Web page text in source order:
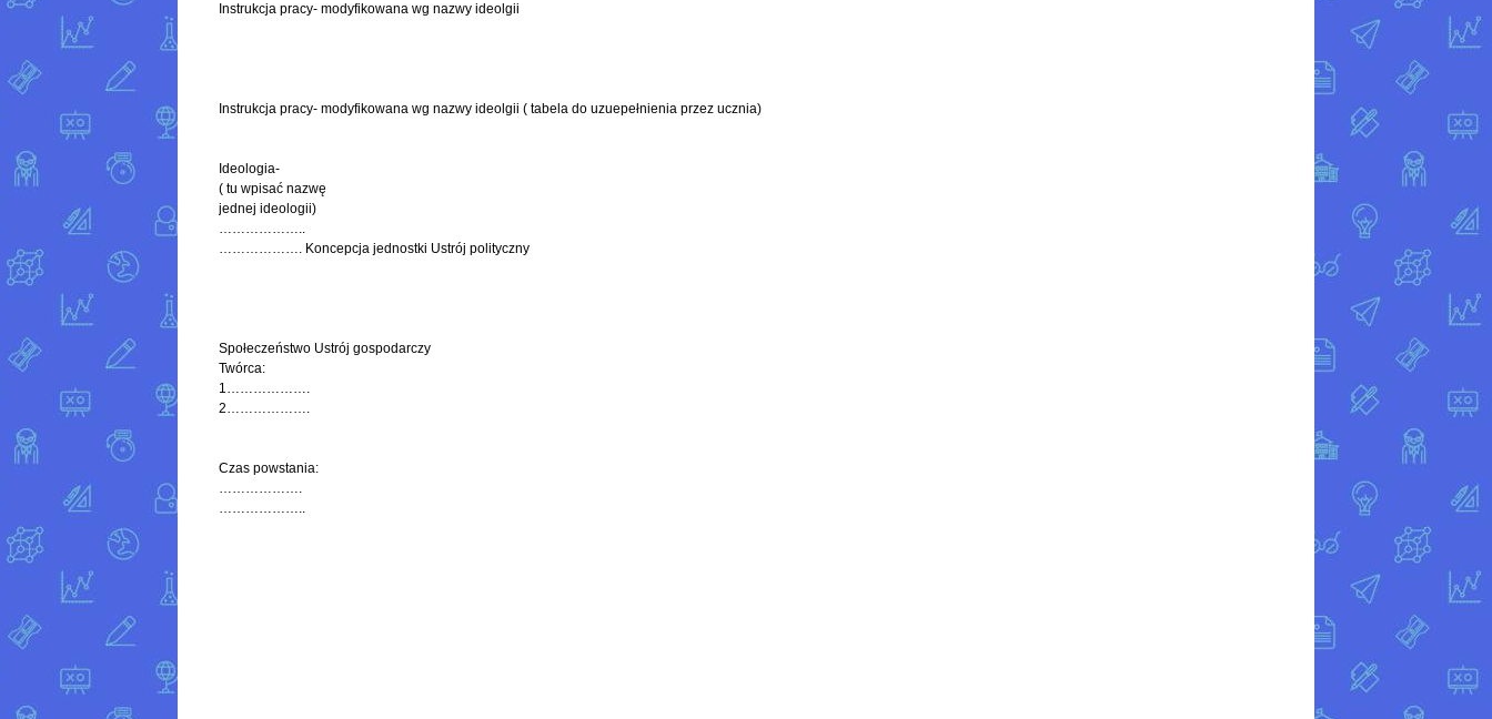
Instrukcja pracy- modyfikowana wg nazwy ideolgii
Instrukcja pracy- modyfikowana wg nazwy ideolgii ( tabela do uzuepełnienia przez ucznia)
Ideologia-
( tu wpisać nazwę
jednej ideologii)
………………..
………………. Koncepcja jednostki Ustrój polityczny
Społeczeństwo Ustrój gospodarczy
Twórca:
1……………….
2……………….
Czas powstania:
……………….
………………..